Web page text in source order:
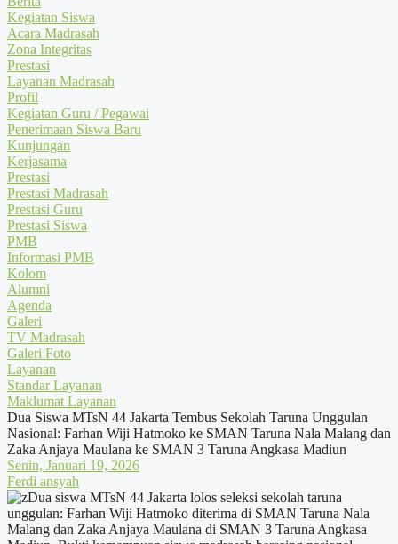
Kegiatan Siswa
Acara Madrasah
Zona Integritas
Prestasi
Layanan Madrasah
Profil
Kegiatan Guru / Pegawai
Penerimaan Siswa Baru
Kunjungan
Kerjasama
Prestasi
Prestasi Madrasah
Prestasi Guru
Prestasi Siswa
PMB
Informasi PMB
Kolom
Alumni
Agenda
Galeri
TV Madrasah
Galeri Foto
Layanan
Standar Layanan
Maklumat Layanan
Dua Siswa MTsN 44 Jakarta Tembus Sekolah Taruna Unggulan
Nasional: Farhan Wiji Hatmoko ke SMAN Taruna Nala Malang dan
Zaka Anjaya Maulana ke SMAN 3 Taruna Angkasa Madiun
Senin, Januari 19, 2026
Ferdi ansyah